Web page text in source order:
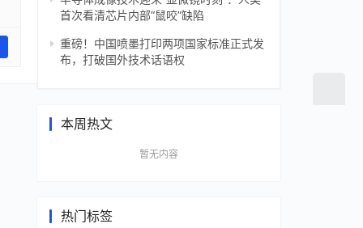
首次看清芯片内部“鼠咬”缺陷
重磅！中国喷墨打印两项国家标准正式发
布，打破国外技术话语权
本周热文
暂无内容
热门标签